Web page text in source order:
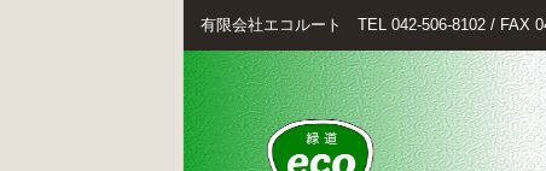
有限会社エコルート TEL 042-506-8102 / FAX